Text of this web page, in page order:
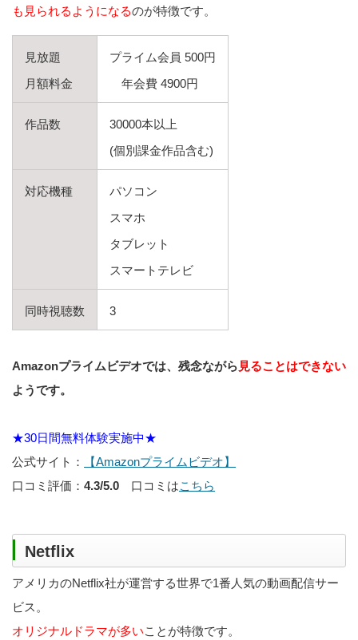
も見られるようになるのが特徴です。
見放題
月額料金
プライム会員 500円
年会費 4900円
作品数
30000本以上
(個別課金作品含む)
対応機種
パソコン
スマホ
タブレット
スマートテレビ
同時視聴数 3
Amazonプライムビデオでは、残念ながら 見ることはできない
ようです。
★30日間無料体験実施中★
公式サイト：
【Amazonプライムビデオ】
口コミ評価： 4.3/5.0 口コミはこちら
Netflix
アメリカのNetflix社が運営する世界で1番人気の動画配信サー
ビス。
オリジナルドラマが多いことが特徴です。